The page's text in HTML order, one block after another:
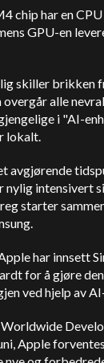
chip har en
GPU-en
skiller brikken
overgår alle
i "AI-
lokalt.
avgjørende
nylig intensivert
starter
.
har innsett
for å gjøre
ved hjelp av
Apple